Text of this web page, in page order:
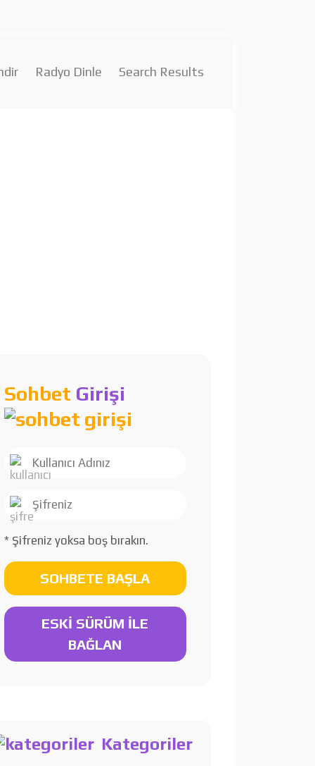
Radyo Dinle Search Results
Sohbet Girişi
* Şifreniz yoksa boş bırakın.
SOHBETE BAŞLA
ESKİ SÜRÜM İLE
BAĞLAN
Kategoriler